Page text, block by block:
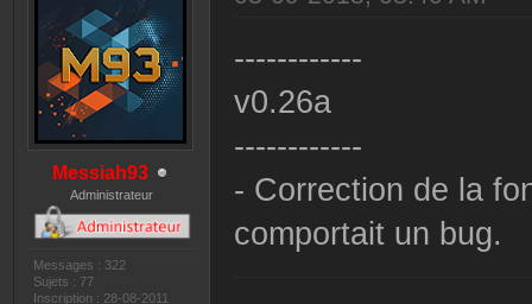
Messiah93
Administrateur
Messages : 322
Sujets : 77
Inscription : 28-08-2011
------------
v0.26a
------------
- Correction de la
comportait un bug.